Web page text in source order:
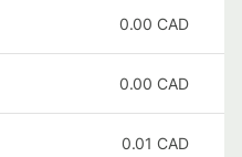
0.00 CAD
0.00 CAD
0.01 CAD